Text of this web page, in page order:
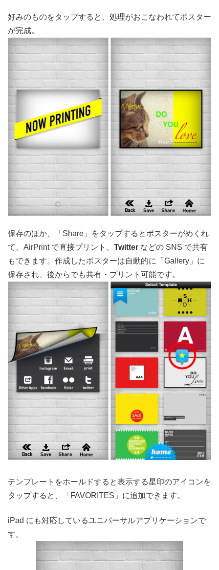
好みのものをタップすると、処理がおこなわれてポスター
が完成。
保存のほか、「Share」をタップするとポスターがめくれ
て、AirPrint で直接プリント、 Twitter などの SNS で共有
もできます。作成したポスターは自動的に「Gallery」に
保存され、後からでも共有・プリント可能です。
テンプレートをホールドすると表示する星印のアイコンを
タップすると、「FAVORITES」に追加できます。
iPad にも対応しているユニバーサルアプリケーションで
す。